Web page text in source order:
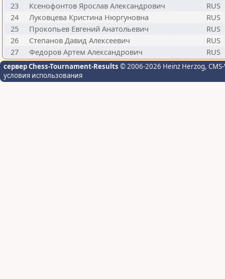
23
Ксенофонтов Ярослав Александрович
RUS
24
Луковцева Кристина Нюргуновна
RUS
25
Прокопьев Евгений Анатольевич
RUS
26
Степанов Давид Алексеевич
RUS
27
Федоров Артем Александрович RUS
сервер Chess-Tournament-Results © 2006-2026 Heinz Herzog,
условия использования